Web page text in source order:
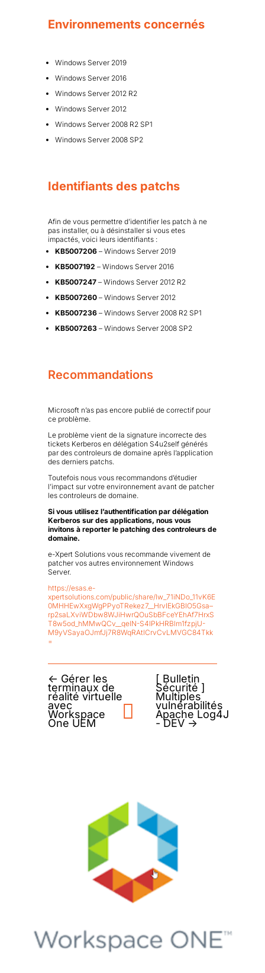
Environnements concernés
Windows Server 2019
Windows Server 2016
Windows Server 2012 R2
Windows Server 2012
Windows Server 2008 R2 SP1
Windows Server 2008 SP2
Identifiants des patchs
Afin de vous permettre d’identifier les patch à ne
pas installer, ou à désinstaller si vous etes
impactés, voici leurs identifiants :
KB5007206– Windows Server 2019
KB5007192 – Windows Server 2016
KB5007247– Windows Server 2012 R2
KB5007260– Windows Server 2012
KB5007236– Windows Server 2008 R2 SP1
KB5007263 – Windows Server 2008 SP2
Recommandations
Microsoft n’as pas encore publié de correctif pour
ce problème.
Le problème vient de la signature incorrecte des
tickets Kerberos en délégation S4u2self générés
par des controleurs de domaine après l’application
des derniers patchs.
Toutefois nous vous recommandons d’étudier
l’impact sur votre environnement avant de patcher
les controleurs de domaine.
Si vous utilisez l’authentification par délégation
Kerberos sur des applications, nous vous
invitons à reporter le patching des controleurs de
domaine.
e-Xpert Solutions vous recommande vivement de
patcher vos autres environnement Windows
Server.
https://esas.e-
xpertsolutions.com/public/share/lw_71iNDo_11vK6E
0MHHEwXxgWgPPyoTRekez7__HrvIEkGBIO5Gsa–
rp2saLXviWDbw8WJiHwrQOuSbBFceYEhAf7HrxS
T8w5od_hMMwQCv__qelN-S4IPkHRBlm1fzpjU-
M9yVSayaOJmfJj7R8WqRAtlCrvCvLMVGC84Tkk
=
← Gérer les
terminaux de
réalité virtuelle
avec
Workspace
One UEM
[ Bulletin
Sécurité ]
Multiples
vulnérabilités
Apache Log4J
- DEV→